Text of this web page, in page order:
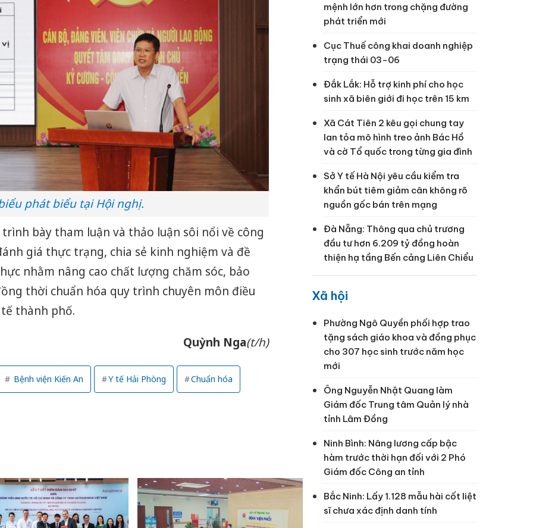
phát biểu tại Hội nghị.
trình bày tham luận và thảo luận sôi nổi về công
giá thực trạng, chia sẻ kinh nghiệm và đề
nhằm nâng cao chất lượng chăm sóc, bảo
thời chuẩn hóa quy trình chuyên môn điều
thành phố.
Quỳnh Nga(t/h)
Bệnh viện Kiến An Y tế Hải Phòng Chuẩn hóa
mệnh lớn hơn trong chặng đường
phát triển mới
Cục Thuế công khai doanh nghiệp
trạng thái 03-06
Đắk Lắk: Hỗ trợ kinh phí cho học
sinh xã biên giới đi học trên 15 km
Xã Cát Tiên 2 kêu gọi chung tay
lan tỏa mô hình treo ảnh Bác Hồ
và cờ Tổ quốc trong từng gia đình
Sở Y tế Hà Nội yêu cầu kiểm tra
khẩn bút tiêm giảm cân không rõ
nguồn gốc bán trên mạng
Đà Nẵng: Thông qua chủ trương
đầu tư hơn 6.209 tỷ đồng hoàn
thiện hạ tầng Bến cảng Liên Chiểu
Xã hội
Phường Ngô Quyền phối hợp trao
tặng sách giáo khoa và đồng phục
cho 307 học sinh trước năm học
mới
Ông Nguyễn Nhật Quang làm
Giám đốc Trung tâm Quản lý nhà
tỉnh Lâm Đồng
Ninh Bình: Nâng lương cấp bậc
hàm trước thời hạn đối với 2 Phó
Giám đốc Công an tỉnh
Bắc Ninh: Lấy 1.128 mẫu hài cốt liệt
sĩ chưa xác định danh tính